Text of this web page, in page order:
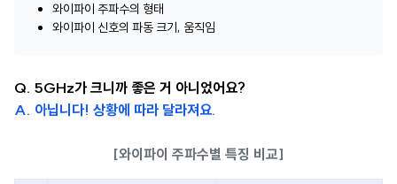
와이파이 주파수의 형태
와이파이 신호의 파동 크기, 움직임
Q. 5GHz가 크니까 좋은 거 아니었어요?
A. 아닙니다! 상황에 따라 달라져요.
[와이파이 주파수별 특징 비교]